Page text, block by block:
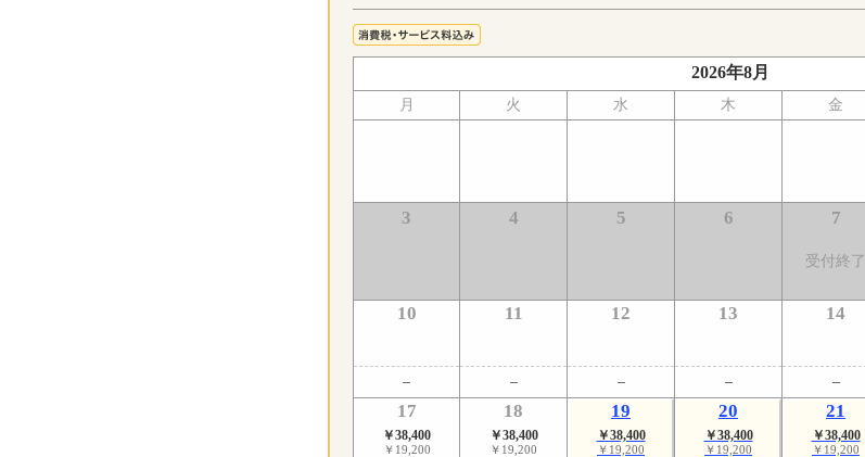
2026年8月
月 火 水 木 金
3 4 5 6 7
受付終了
10 11 12 13 14
17
￥38,400
￥19,200
18
￥38,400
￥19,200
19
￥38,400
￥19,200
20
￥38,400
￥19,200
21
￥38,400
￥19,200